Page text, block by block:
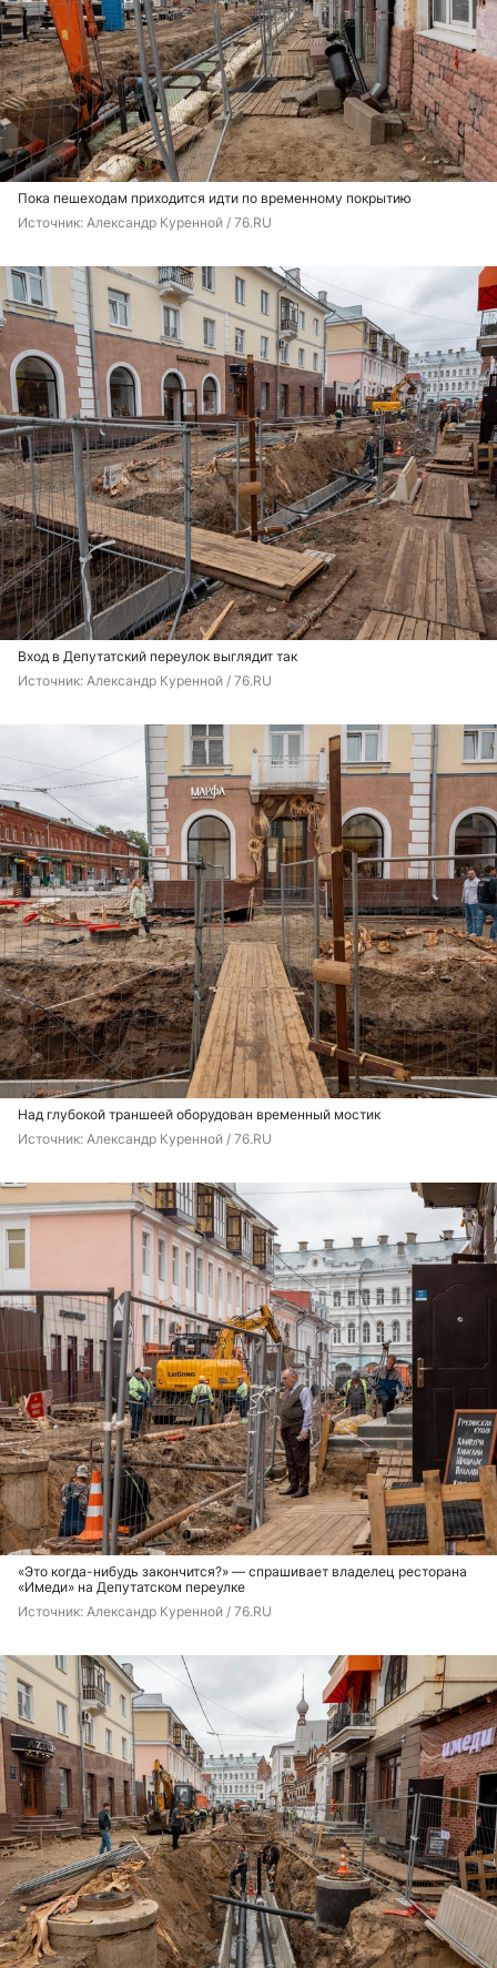
Пока пешеходам приходится идти по временному покрытию
Источник: Александр Куренной / 76.RU
Вход в Депутатский переулок выглядит так
Источник: Александр Куренной / 76.RU
Над глубокой траншеей оборудован временный мостик
Источник: Александр Куренной / 76.RU
«Это когда-нибудь закончится?» — спрашивает владелец ресторана
«Имеди» на Депутатском переулке
Источник: Александр Куренной / 76.RU